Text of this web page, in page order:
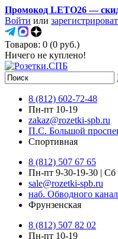
Промокод LETO26 —
Войти или
Товаров: 0 (0 руб.)
Ничего не куплено!
8 (812) 602-72-48
Пн-пт 10-19
zakaz@rozetki-spb.ru
П.С. Большой
Спортивная
8 (812) 507 67 65
Пн-пт 9-30-19-30 | Сб
sale@rozetki-spb.ru
наб. Обводного
Фрунзенская
8 (812) 507 82 02
Пн-пт 10-19